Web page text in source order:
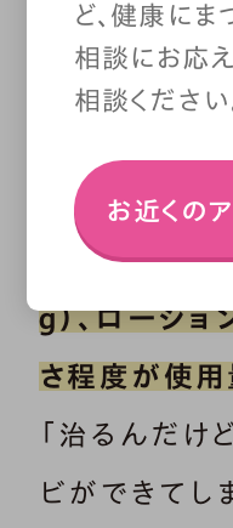
塗り薬は塗る
効果が半減し
大人の人差
関節まで薬
ｇ）、ローシ
さ程度が使
「治るんだけ
ビができてし
ど、健康にま
相談にお応
相談ください
お近くの